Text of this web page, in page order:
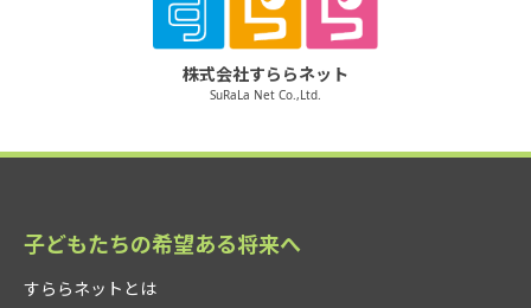
株式会社すららネット
SuRaLa Net Co.,Ltd.
子どもたちの希望ある将来へ
すららネットとは